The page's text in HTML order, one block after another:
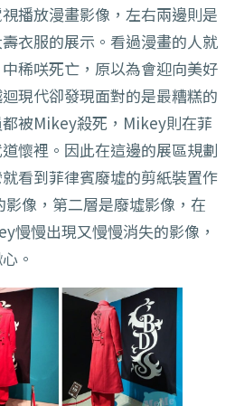
播放漫畫影像，左右兩邊則是
衣服的展示。看過漫畫的人就
稀咲死亡，原以為會迎向美好
現代卻發現面對的是最糟糕的
被Mikey殺死，Mikey則在菲
懷裡。因此在這邊的展區規劃
看到菲律賓廢墟的剪紙裝置作
像，第二層是廢墟影像，在
慢慢出現又慢慢消失的影像，
。